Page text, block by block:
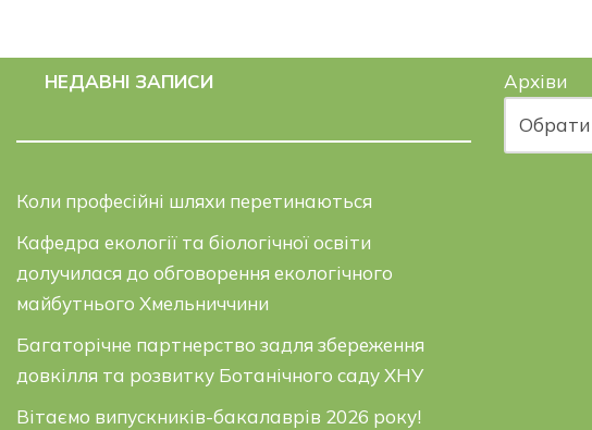
НЕДАВНІ ЗАПИСИ
Коли професійні шляхи перетинаються
Кафедра екології та біологічної освіти
долучилася до обговорення екологічного
майбутнього Хмельниччини
Багаторічне партнерство задля збереження
довкілля та розвитку Ботанічного саду ХНУ
Вітаємо випускників-бакалаврів 2026 року!
Архіви